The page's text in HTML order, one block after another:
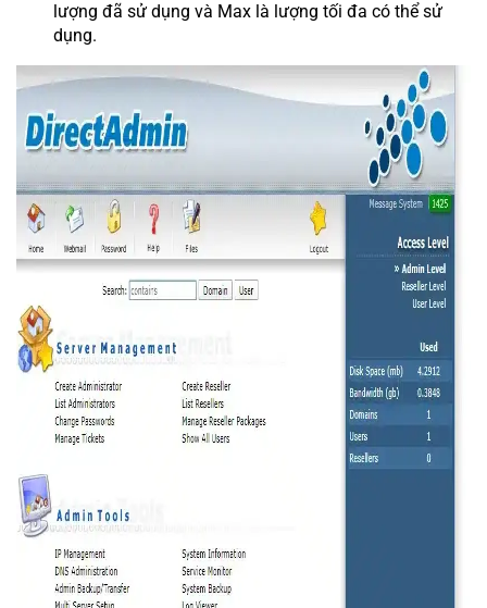
lượng đã sử dụng và Max là lượng tối đa có thể sử
dụng.